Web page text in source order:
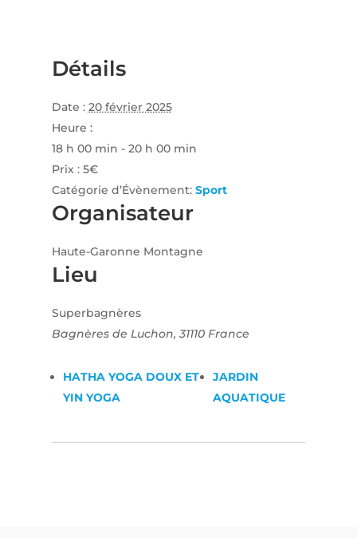
Détails
Date : 20 février 2025
Heure :
18 h 00 min - 20 h 00 min
Prix : 5€
Catégorie d’Évènement: Sport
Lieu
Superbagnères
Bagnères de Luchon, 31110 France
Organisateur
Haute-Garonne Montagne
HATHA YOGA DOUX ET
YIN YOGA
JARDIN
AQUATIQUE